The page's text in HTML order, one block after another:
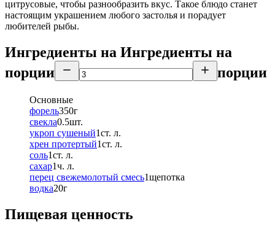
цитрусовые, чтобы разнообразить вкус. Такое блюдо станет
настоящим украшением любого застолья и порадует
любителей рыбы.
Ингредиенты на Ингредиенты на
порции
порции
Основные
форель350г
свекла0.5шт.
укроп сушеный1ст. л.
хрен протертый1ст. л.
соль1ст. л.
сахар1ч. л.
перец свежемолотый смесь1щепотка
водка20г
Пищевая ценность